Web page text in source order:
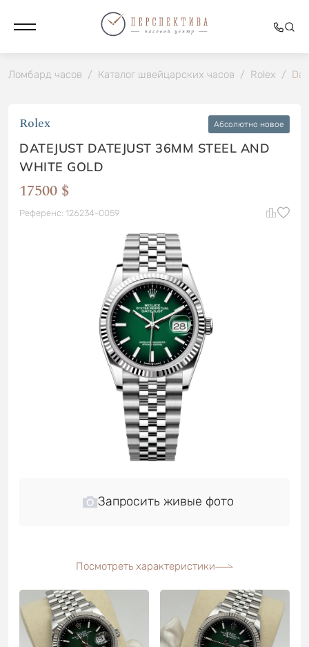
Ломбард часов / Каталог швейцарских часов / Rolex /
Rolex Абсолютно новое
DATEJUST DATEJUST 36MM STEEL AND
WHITE GOLD
17500 $
Референс: 126234-0059
Запросить живые фото
Посмотреть характеристики